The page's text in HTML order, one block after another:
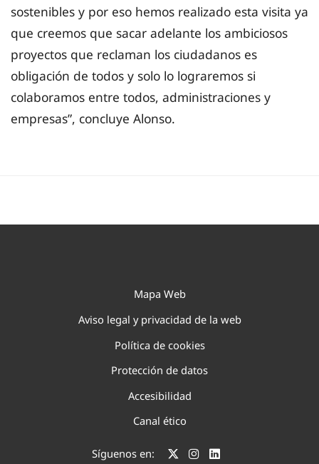
sostenibles y por eso hemos realizado esta visita ya
que creemos que sacar adelante los ambiciosos
proyectos que reclaman los ciudadanos es
obligación de todos y solo lo lograremos si
colaboramos entre todos, administraciones y
empresas”, concluye Alonso.
Mapa Web
Aviso legal y privacidad de la web
Política de cookies
Protección de datos
Accesibilidad
Canal ético
Síguenos en: